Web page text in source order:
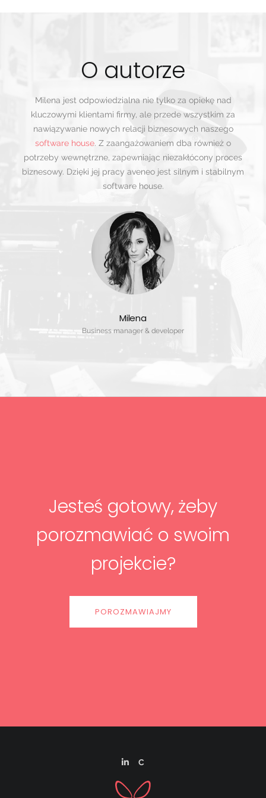
O autorze
Milena jest odpowiedzialna nie tylko za opiekę nad
kluczowymi klientami firmy, ale przede wszystkim za
nawiązywanie nowych relacji biznesowych naszego
software house. Z zaangażowaniem dba również o
potrzeby wewnętrzne, zapewniając niezakłócony proces
biznesowy. Dzięki jej pracy aveneo jest silnym i stabilnym
software house.
Milena
Business manager & developer
Jesteś gotowy, żeby
porozmawiać o swoim
projekcie?
POROZMAWIAJMY
C